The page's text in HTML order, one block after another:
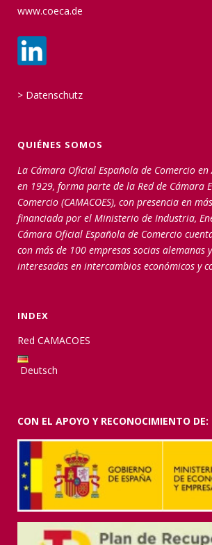
www.coeca.de
> Datenschutz
QUIÉNES SOMOS
La Cámara Oficial Española de Comercio
en 1929, forma parte de la Red de Cámara
Comercio (CAMACOES), con presencia en
financiada por el Ministerio de Industria,
Cámara Oficial Española de Comercio
con más de 100 empresas socias alemanas
interesadas en intercambios económicos y
INDEX
Red CAMACOES
Deutsch
CON EL APOYO Y RECONOCIMIENTO DE: